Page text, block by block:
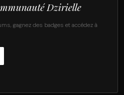
Dzirielle
gagnez des badges et accédez à